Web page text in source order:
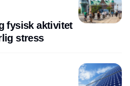
fysisk aktivitet
stress